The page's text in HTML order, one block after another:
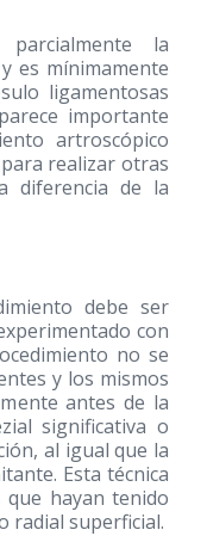
la
es mínimamente
ligamentosas
importante
artroscópico
realizar otras
diferencia de la
debe ser
con
no se
y los mismos
antes de la
significativa o
al igual que la
Esta técnica
que hayan tenido
radial superficial.